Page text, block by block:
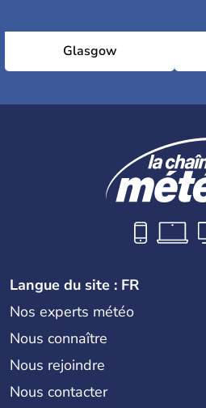
Glasgow
Langue du site : FR
Nos experts météo
Nous connaître
Nous rejoindre
Nous contacter